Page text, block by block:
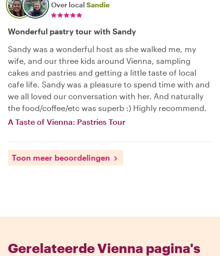
Over local Sandie
Wonderful pastry tour with Sandy
Sandy was a wonderful host as she walked me, my
wife, and our three kids around Vienna, sampling
cakes and pastries and getting a little taste of local
cafe life. Sandy was a pleasure to spend time with and
we all loved our conversation with her. And naturally
the food/coffee/etc was superb :) Highly recommend.
A Taste of Vienna: Pastries Tour
Toon meer beoordelingen
Gerelateerde Vienna pagina's